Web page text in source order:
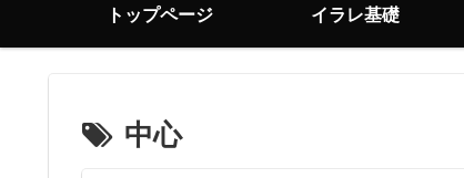
トップページ イラレ基礎
中心